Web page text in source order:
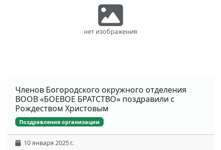
нет изображения
Членов Богородского окружного отделения
ВООВ «БОЕВОЕ БРАТСТВО» поздравили с
Рождеством Христовым
Поздравления организации
10 января 2025 г.